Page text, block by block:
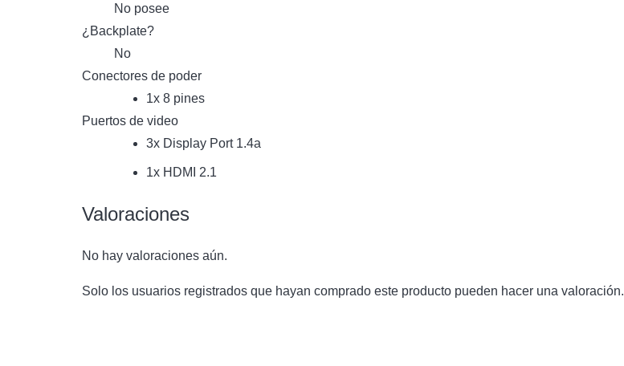
No posee
¿Backplate?
No
Conectores de poder
1x 8 pines
Puertos de video
3x Display Port 1.4a
1x HDMI 2.1
Valoraciones
No hay valoraciones aún.
Solo los usuarios registrados que hayan comprado este producto pueden hacer una valoración.